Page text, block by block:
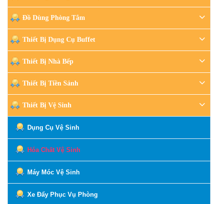
Đồ Dùng Phòng Tắm
Thiết Bị Dụng Cụ Buffet
Thiết Bị Nhà Bếp
Thiết Bị Tiền Sảnh
Thiết Bị Vệ Sinh
Dụng Cụ Vệ Sinh
Hóa Chất Vệ Sinh
Máy Móc Vệ Sinh
Xe Đẩy Phục Vụ Phòng